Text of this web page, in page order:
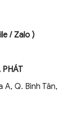
/ Zalo )
PHÁT
Q. Bình Tân,